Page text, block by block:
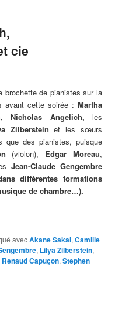
cie
brochette de pianistes sur la
avant cette soirée : Martha
Nicholas Angelich, les
Zilberstein et les sœurs
que des pianistes, puisque
(violon), Edgar Moreau,
Jean-Claude Gengembre
différentes formations
de chambre…).
avecAkane Sakai,Camille
, Lilya Zilberstein,
Renaud Capuçon,Stephen